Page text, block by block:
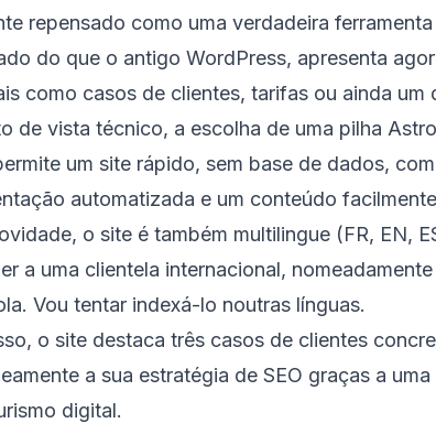
repensado como uma verdadeira
do que o antigo WordPress, apresenta
como casos de clientes, tarifas ou ainda um
de vista técnico, a escolha de uma pilha
um site rápido, sem base de dados,
automatizada e um conteúdo
o site é também multilingue (FR, EN,
a uma clientela internacional,
Vou tentar indexá-lo noutras línguas.
o site destaca três casos de clientes
a sua estratégia de SEO graças a
digital.